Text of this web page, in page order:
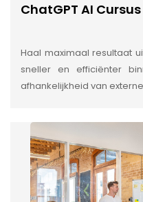
ChatGPT AI Cursus
Haal maximaal resultaat
sneller en efficiënter
afhankelijkheid van